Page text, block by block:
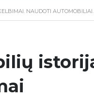
NAUDOTI AUTOMOBILIAI.